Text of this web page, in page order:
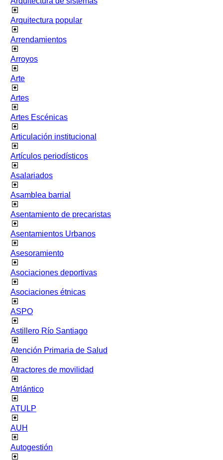
Arquitectura popular
Arrendamientos
Arroyos
Arte
Artes
Artes Escénicas
Articulación institucional
Artículos periodísticos
Asalariados
Asamblea barrial
Asentamiento de precaristas
Asentamientos Urbanos
Asesoramiento
Asociaciones deportivas
Asociaciones étnicas
ASPO
Astillero Río Santiago
Atención Primaria de Salud
Atractores de movilidad
Atrlántico
ATULP
AUH
Autogestión